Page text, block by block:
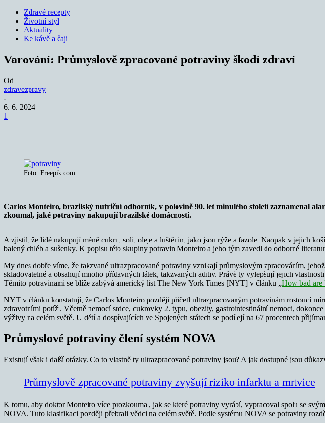
Zdravé recepty
Životní styl
Aktuality
Ke kávě a čaji
Varování: Průmyslově zpracované potraviny škodí zdraví
Od
zdravezpravy
-
6. 6. 2024
1
Foto: Freepik.com
Carlos Monteiro, brazilský nutriční odborník, v polovině 90. let minulého století zaznamenal
zkoumal, jaké potraviny nakupují brazilské domácnosti.
A zjistil, že lidé nakupují méně cukru, soli, oleje a luštěnin, jako jsou rýže a fazole. Naopak v jejich
balený chléb a sušenky. K popisu této skupiny potravin Monteiro a jeho tým zavedl do odborné
My dnes dobře víme, že takzvané ultrazpracované potraviny vznikají průmyslovým zpracováním,
skladovatelné a obsahují mnoho přídavných látek, takzvaných aditiv. Právě ty vylepšují jejich
Těmito potravinami se blíže zabývá americký list The New York Times [NYT] v článku „How bad are
NYT v článku konstatují, že Carlos Monteiro později přičetl ultrazpracovaným potravinám rostoucí
zdravotními potíži. Včetně nemocí srdce, cukrovky 2. typu, obezity, gastrointestinální nemoci,
výživy na celém světě. U dětí a dospívajících ve Spojených státech se podílejí na 67 procentech
Průmyslové potraviny člení systém NOVA
Existují však i další otázky. Co to vlastně ty ultrazpracované potraviny jsou? A jak dostupné jsou
Průmyslově zpracované potraviny zvyšují riziko infarktu a mrtvice
K tomu, aby doktor Monteiro více prozkoumal, jak se které potraviny vyrábí, vypracoval spolu se
NOVA. Tuto klasifikaci později přebrali vědci na celém světě. Podle systému NOVA se potraviny